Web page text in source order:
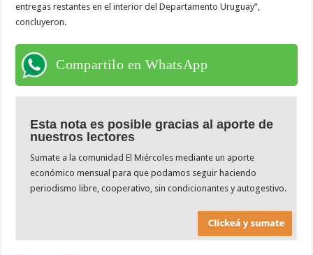
entregas restantes en el interior del Departamento Uruguay”,
concluyeron.
Compartilo en WhatsApp
Esta nota es posible gracias al aporte de
nuestros lectores
Sumate a la comunidad El Miércoles mediante un aporte
económico mensual para que podamos seguir haciendo
periodismo libre, cooperativo, sin condicionantes y autogestivo.